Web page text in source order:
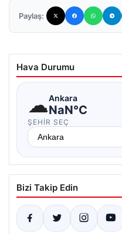
Paylaş:
Hava Durumu
☁Ankara
NaN°C
ŞEHIR SEÇ
Bizi Takip Edin